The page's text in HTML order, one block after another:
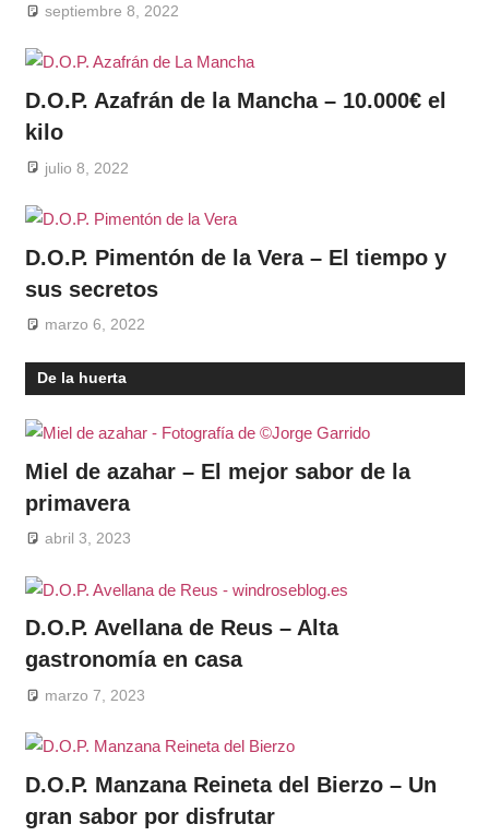
septiembre 8, 2022
D.O.P. Azafrán de la Mancha – 10.000€ el
kilo
julio 8, 2022
D.O.P. Pimentón de la Vera – El tiempo y
sus secretos
marzo 6, 2022
De la huerta
Miel de azahar – El mejor sabor de la
primavera
abril 3, 2023
D.O.P. Avellana de Reus – Alta
gastronomía en casa
marzo 7, 2023
D.O.P. Manzana Reineta del Bierzo – Un
gran sabor por disfrutar